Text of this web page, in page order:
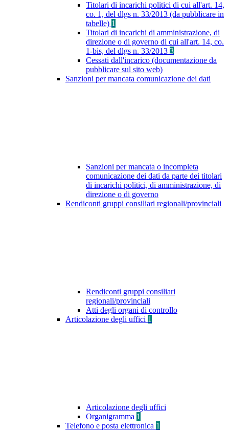
Titolari di incarichi politici di cui all'art. 14,
co. 1, del dlgs n. 33/2013 (da pubblicare in
tabelle) 1
Titolari di incarichi di amministrazione, di
direzione o di governo di cui all'art. 14, co.
1-bis, del dlgs n. 33/2013 3
Cessati dall'incarico (documentazione da
pubblicare sul sito web)
Sanzioni per mancata comunicazione dei dati
Sanzioni per mancata o incompleta
comunicazione dei dati da parte dei titolari
di incarichi politici, di amministrazione, di
direzione o di governo
Rendiconti gruppi consiliari regionali/provinciali
Rendiconti gruppi consiliari
regionali/provinciali
Atti degli organi di controllo
Articolazione degli uffici 1
Articolazione degli uffici
Organigramma 1
Telefono e posta elettronica 1